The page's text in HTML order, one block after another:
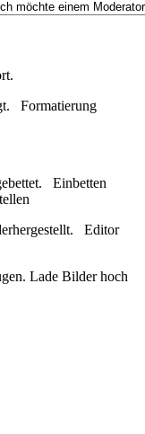
Formatierung
Einbetten
Editor
Lade Bilder hoch